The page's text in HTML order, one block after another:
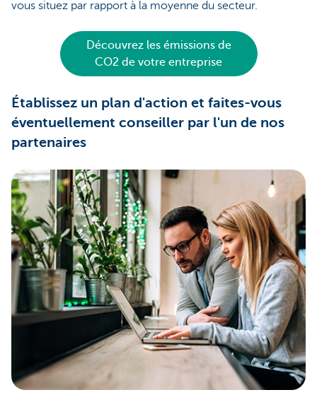
vous situez par rapport à la moyenne du secteur.
Découvrez les émissions de
CO2 de votre entreprise
Établissez un plan d'action et faites-vous
éventuellement conseiller par l'un de nos
partenaires